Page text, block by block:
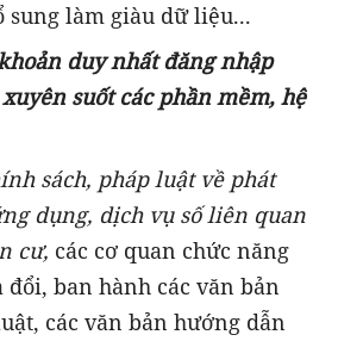
sung làm giàu dữ liệu...
duy nhất đăng nhập
suốt các phần mềm, hệ
sách, pháp luật về phát
dụng, dịch vụ số liên quan
cư, các cơ quan chức năng
đổi, ban hành các văn bản
các văn bản hướng dẫn